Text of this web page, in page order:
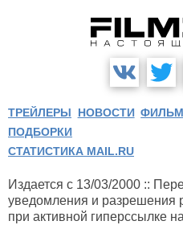
ТРЕЙЛЕРЫ НОВОСТИ
ПОДБОРКИ
СТАТИСТИКА MAIL.RU
Издается с 13/03/2000 ::
уведомления и разрешения
при активной гиперссылке на